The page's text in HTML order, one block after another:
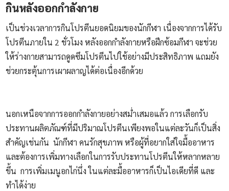
กินหลังออกกำลังกาย
เป็นช่วงเวลาการกินโปรตีนยอดนิยมของนักกีฬา เนื่องจากการได้รับ
โปรตีนภายใน 2 ชั่วโมง หลังออกกำลังกายหรือฝึกซ้อมกีฬา จะช่วย
ให้ร่างกายสามารถดูดซึมโปรตีนไปใช้อย่างมีประสิทธิภาพ แถมยัง
ช่วยกระตุ้นการเผาผลาญได้ต่อเนื่องอีกด้วย
นอกเหนือจากการออกกำลังกายอย่างสม่ำเสมอแล้ว การเลือกรับ
ประทานผลิตภัณฑ์ที่มีปริมาณโปรตีนเพียงพอในแต่ละวันก็เป็นสิ่ง
สำคัญเช่นกัน นักกีฬา คนรักสุขภาพ หรือผู้ที่อยากใส่ใจมื้ออาหาร
และต้องการเพิ่มทางเลือกในการรับประทานโปรตีนให้หลากหลาย
ขึ้น การเพิ่มเมนูอกไก่นึ่ง ในแต่ละมื้ออาหารก็เป็นไอเดียที่ดี และ
ทำได้ง่าย